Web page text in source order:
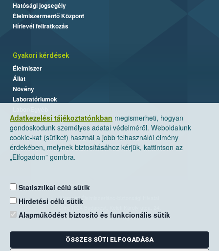
Adatkezelési tájékoztatónkban megismerheti, hogyan
gondoskodunk személyes adatai védelméről. Weboldalunk
cookie-kat (sütiket) használ a jobb felhasználói élmény
érdekében, melynek biztosításához kérjük, kattintson az
„Elfogadom” gombra.
Statisztikai célú sütik
Hirdetési célú sütik
Alapműködést biztosító és funkcionális sütik
ÖSSZES SÜTI ELFOGADÁSA
Hatósági jogsegély
Élelmiszermentő Központ
Hírlevél feliratkozás
Gyakori kérdések
Élelmiszer
Állat
Növény
Laboratóriumok
Nemzeti Élelmiszerlánc-biztonsági Hivatal
Levelezési cím: 1525 Budapest. Pf. 30.
E-mail:ugyfelszolgalat@nebih.gov.hu